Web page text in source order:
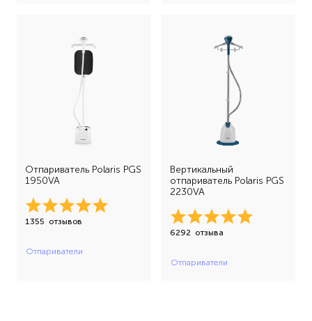
Отпариватель Polaris PGS
1950VA
1355 отзывов
Отпариватели
Вертикальный
отпариватель Polaris PGS
2230VA
6292 отзыва
Отпариватели